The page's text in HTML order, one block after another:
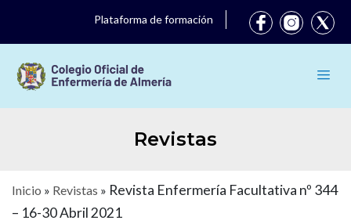
Plataforma de formación
Revistas
Inicio » Revistas » Revista Enfermería Facultativa nº 344
– 16-30 Abril 2021